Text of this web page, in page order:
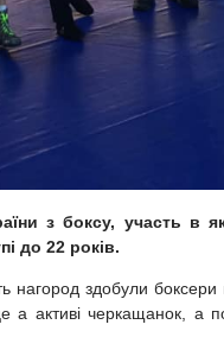
з боксу, участь в
до 22 років.
нагород здобули боксери
а активі черкащанок, а